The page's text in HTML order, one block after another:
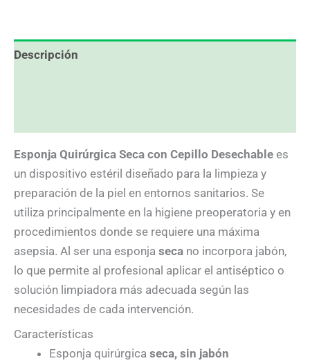
Descripción
Esponja Quirúrgica Seca con Cepillo Desechable es
un dispositivo estéril diseñado para la limpieza y
preparación de la piel en entornos sanitarios. Se
utiliza principalmente en la higiene preoperatoria y en
procedimientos donde se requiere una máxima
asepsia. Al ser una esponja seca no incorpora jabón,
lo que permite al profesional aplicar el antiséptico o
solución limpiadora más adecuada según las
necesidades de cada intervención.
Características
Esponja quirúrgica seca, sin jabón